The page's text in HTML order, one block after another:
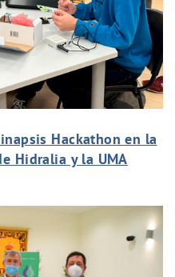
Hackathon en la
Hidralia y la UMA